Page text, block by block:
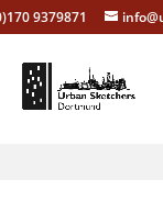
9379871